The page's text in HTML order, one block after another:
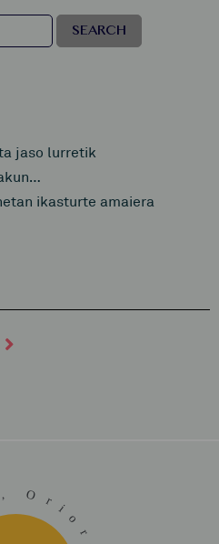
jaso lurretik
ikasturte amaiera